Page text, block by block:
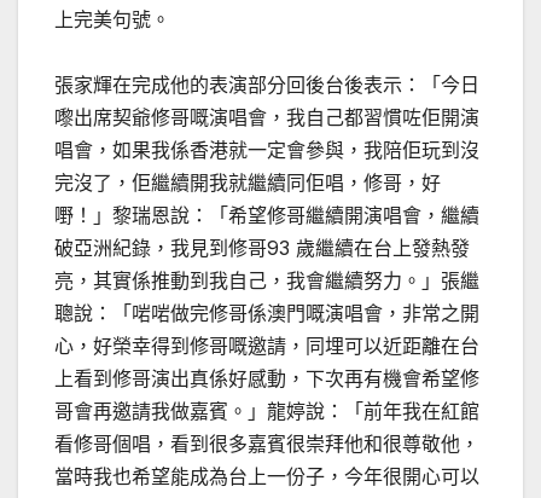
上完美句號。
張家輝在完成他的表演部分回後台後表示：「今日
嚟出席契爺修哥嘅演唱會，我自己都習慣咗佢開演
唱會，如果我係香港就一定會參與，我陪佢玩到沒
完沒了，佢繼續開我就繼續同佢唱，修哥，好
嘢！」黎瑞恩說：「希望修哥繼續開演唱會，繼續
破亞洲紀錄，我見到修哥93 歲繼續在台上發熱發
亮，其實係推動到我自己，我會繼續努力。」張繼
聰說：「啱啱做完修哥係澳門嘅演唱會，非常之開
心，好榮幸得到修哥嘅邀請，同埋可以近距離在台
上看到修哥演出真係好感動，下次再有機會希望修
哥會再邀請我做嘉賓。」龍婷說：「前年我在紅館
看修哥個唱，看到很多嘉賓很崇拜他和很尊敬他，
當時我也希望能成為台上一份子，今年很開心可以